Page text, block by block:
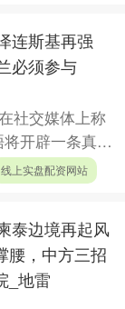
连斯基再强
必须参与
社交媒体上称
开辟一条真正
国和俄罗斯三
线上实盘配资网站
泰边境再起风
腰，中方三招
_地雷